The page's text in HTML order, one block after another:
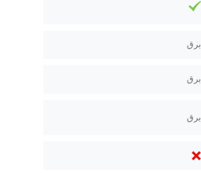
برق
برق
برق